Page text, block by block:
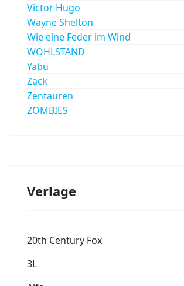
Victor Hugo
Wayne Shelton
Wie eine Feder im Wind
WOHLSTAND
Yabu
Zack
Zentauren
ZOMBIES
Verlage
20th Century Fox
3L